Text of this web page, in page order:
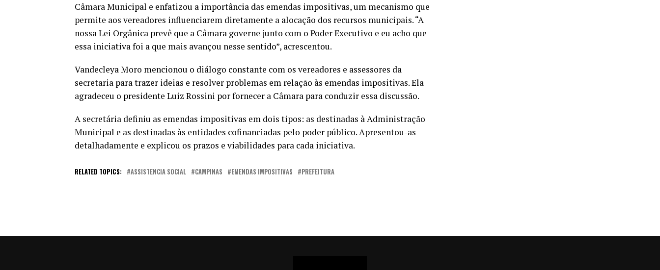
Câmara Municipal e enfatizou a importância das emendas impositivas, um mecanismo que
permite aos vereadores influenciarem diretamente a alocação dos recursos municipais. “A
nossa Lei Orgânica prevê que a Câmara governe junto com o Poder Executivo e eu acho que
essa iniciativa foi a que mais avançou nesse sentido”, acrescentou.
Vandecleya Moro mencionou o diálogo constante com os vereadores e assessores da
secretaria para trazer ideias e resolver problemas em relação às emendas impositivas. Ela
agradeceu o presidente Luiz Rossini por fornecer a Câmara para conduzir essa discussão.
A secretária definiu as emendas impositivas em dois tipos: as destinadas à Administração
Municipal e as destinadas às entidades cofinanciadas pelo poder público. Apresentou-as
detalhadamente e explicou os prazos e viabilidades para cada iniciativa.
RELATED TOPICS: ASSISTENCIA SOCIAL CAMPINAS EMENDAS IMPOSITIVAS PREFEITURA